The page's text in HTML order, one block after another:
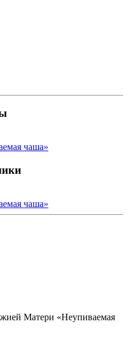
чаша»
чаша»
Матери «Неупиваемая